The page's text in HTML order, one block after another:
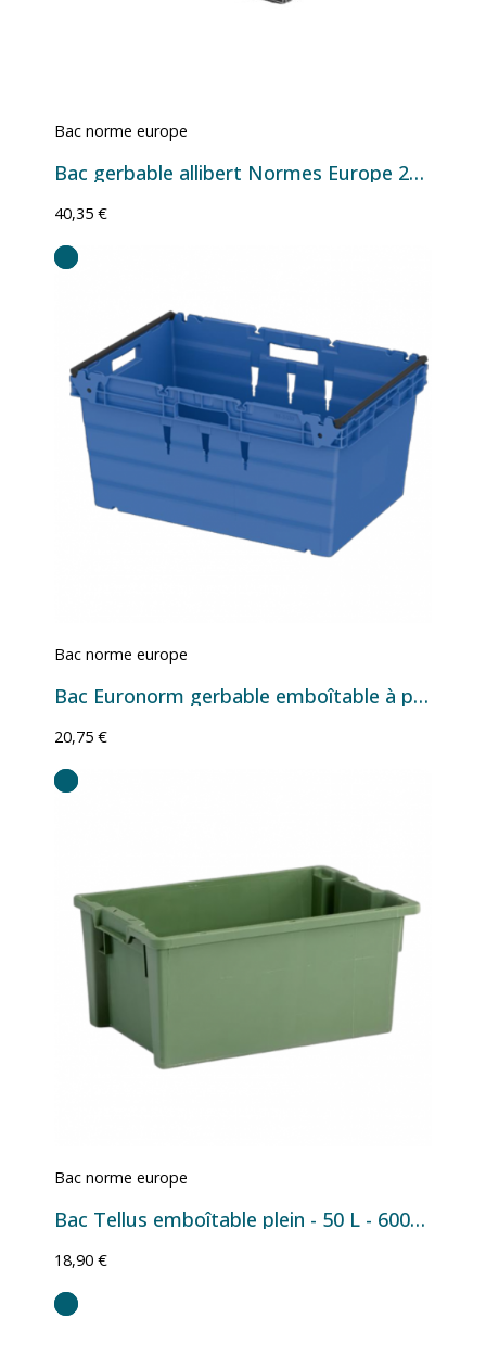
Bac norme europe
Bac gerbable allibert Normes Europe 20086
40,35 €
Bac norme europe
Bac Euronorm gerbable emboîtable à parois et fond pleins - 58 L - 600×400×300 mm
20,75 €
Bac norme europe
Bac Tellus emboîtable plein - 50 L - 600×400×270 mm
18,90 €